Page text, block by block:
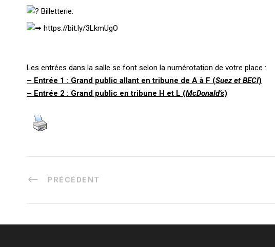
Billetterie:
https://bit.ly/3LkmUgO
Les entrées dans la salle se font selon la numérotation de votre place :
– Entrée 1 : Grand public allant en tribune de A à F (Suez et BECI)
– Entrée 2 : Grand public en tribune H et L (McDonald’s)
PRÉCÉDENT